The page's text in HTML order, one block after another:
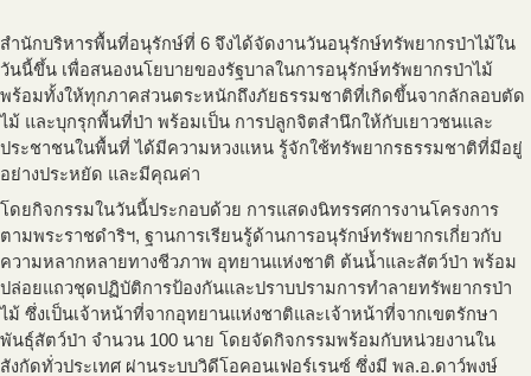
สำนักบริหารพื้นที่อนุรักษ์ที่ 6 จึงได้จัดงานวันอนุรักษ์ทรัพยากรป่าไม้ใน
วันนี้ขึ้น เพื่อสนองนโยบายของรัฐบาลในการอนุรักษ์ทรัพยากรป่าไม้
พร้อมทั้งให้ทุกภาคส่วนตระหนักถึงภัยธรรมชาติที่เกิดขึ้นจากลักลอบตัด
ไม้ และบุกรุกพื้นที่ป่า พร้อมเป็น การปลูกจิตสำนึกให้กับเยาวชนและ
ประชาชนในพื้นที่ ได้มีความหวงแหน รู้จักใช้ทรัพยากรธรรมชาติที่มีอยู่
อย่างประหยัด และมีคุณค่า
โดยกิจกรรมในวันนี้ประกอบด้วย การแสดงนิทรรศการงานโครงการ
ตามพระราชดำริฯ, ฐานการเรียนรู้ด้านการอนุรักษ์ทรัพยากรเกี่ยวกับ
ความหลากหลายทางชีวภาพ อุทยานแห่งชาติ ต้นน้ำและสัตว์ป่า พร้อม
ปล่อยแถวชุดปฏิบัติการป้องกันและปราบปรามการทำลายทรัพยากรป่า
ไม้ ซึ่งเป็นเจ้าหน้าที่จากอุทยานแห่งชาติและเจ้าหน้าที่จากเขตรักษา
พันธุ์สัตว์ป่า จำนวน 100 นาย โดยจัดกิจกรรมพร้อมกับหน่วยงานใน
สังกัดทั่วประเทศ ผ่านระบบวิดีโอคอนเฟอร์เรนซ์ ซึ่งมี พล.อ.ดาว์พงษ์